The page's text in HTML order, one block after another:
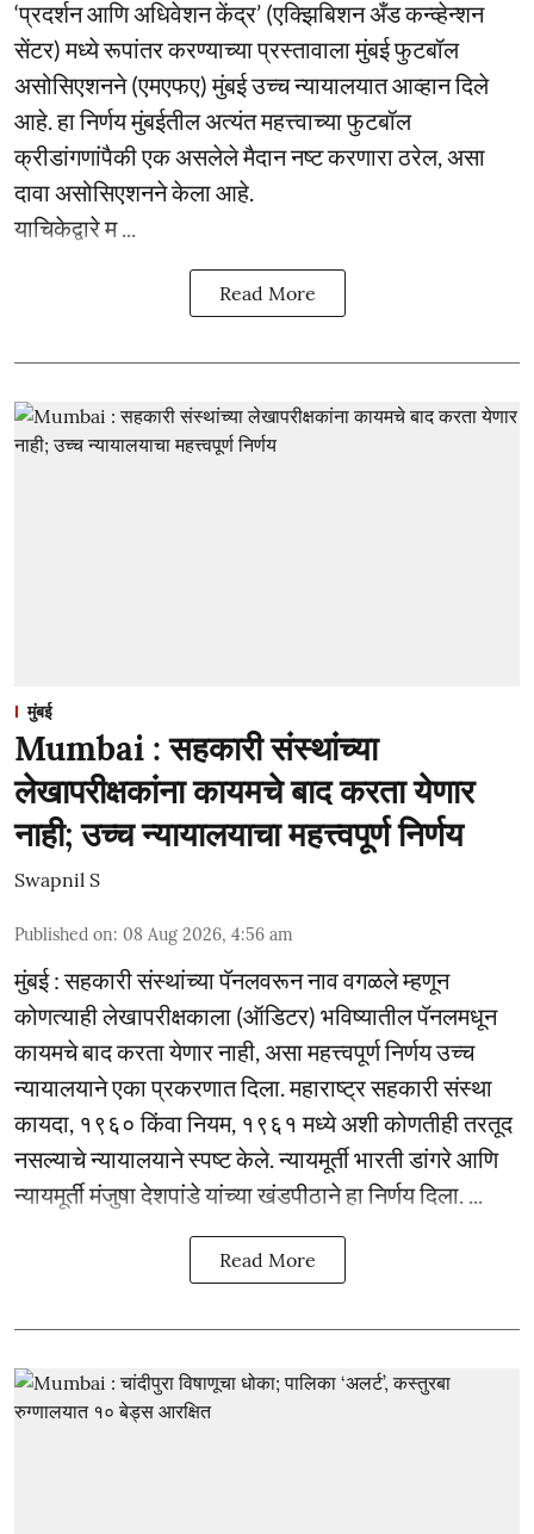
‘प्रदर्शन आणि अधिवेशन केंद्र’ (एक्झिबिशन अँड कन्व्हेन्शन
सेंटर) मध्ये रूपांतर करण्याच्या प्रस्तावाला मुंबई फुटबॉल
असोसिएशनने (एमएफए) मुंबई उच्च न्यायालयात आव्हान दिले
आहे. हा निर्णय मुंबईतील अत्यंत महत्त्वाच्या फुटबॉल
क्रीडांगणांपैकी एक असलेले मैदान नष्ट करणारा ठरेल, असा
दावा असोसिएशनने केला आहे.
याचिकेद्वारे म ...
Read More
मुंबई
Mumbai : सहकारी संस्थांच्या
लेखापरीक्षकांना कायमचे बाद करता येणार
नाही; उच्च न्यायालयाचा महत्त्वपूर्ण निर्णय
Swapnil S
Published on: 08 Aug 2026, 4:56 am
मुंबई : सहकारी संस्थांच्या पॅनलवरून नाव वगळले म्हणून
कोणत्याही लेखापरीक्षकाला (ऑडिटर) भविष्यातील पॅनलमधून
कायमचे बाद करता येणार नाही, असा महत्त्वपूर्ण निर्णय उच्च
न्यायालयाने एका प्रकरणात दिला. महाराष्ट्र सहकारी संस्था
कायदा, १९६० किंवा नियम, १९६१ मध्ये अशी कोणतीही तरतूद
नसल्याचे न्यायालयाने स्पष्ट केले. न्यायमूर्ती भारती डांगरे आणि
न्यायमूर्ती मंजुषा देशपांडे यांच्या खंडपीठाने हा निर्णय दिला. ...
Read More